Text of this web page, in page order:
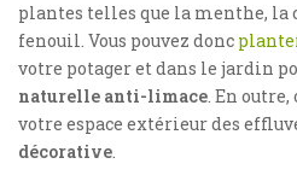
plantes telles que la menthe, la
fenouil. Vous pouvez donc
votre potager et dans le jardin
naturelle anti-limace. En
votre espace extérieur des
décorative.